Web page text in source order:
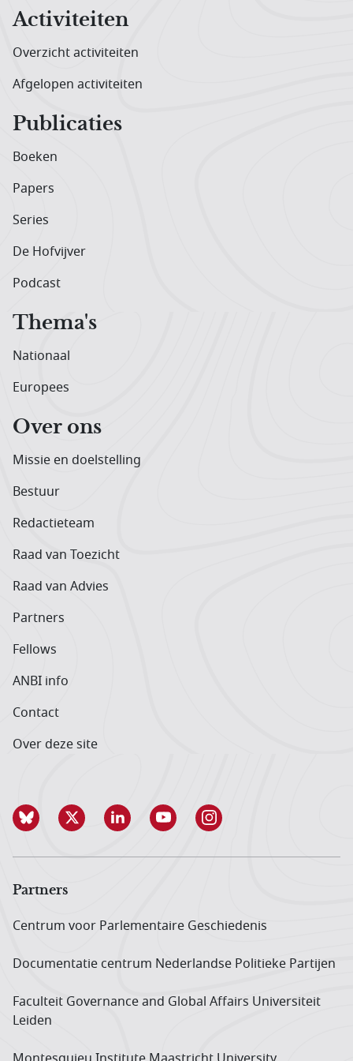
Activiteiten
Overzicht activiteiten
Afgelopen activiteiten
Publicaties
Boeken
Papers
Series
De Hofvijver
Podcast
Thema's
Nationaal
Europees
Over ons
Missie en doelstelling
Bestuur
Redactieteam
Raad van Toezicht
Raad van Advies
Partners
Fellows
ANBI info
Contact
Over deze site
Partners
Centrum voor Parlementaire Geschiedenis
Documentatie centrum Neder­landse Politieke Partijen
Faculteit Governance and Global Affairs Universiteit
Leiden